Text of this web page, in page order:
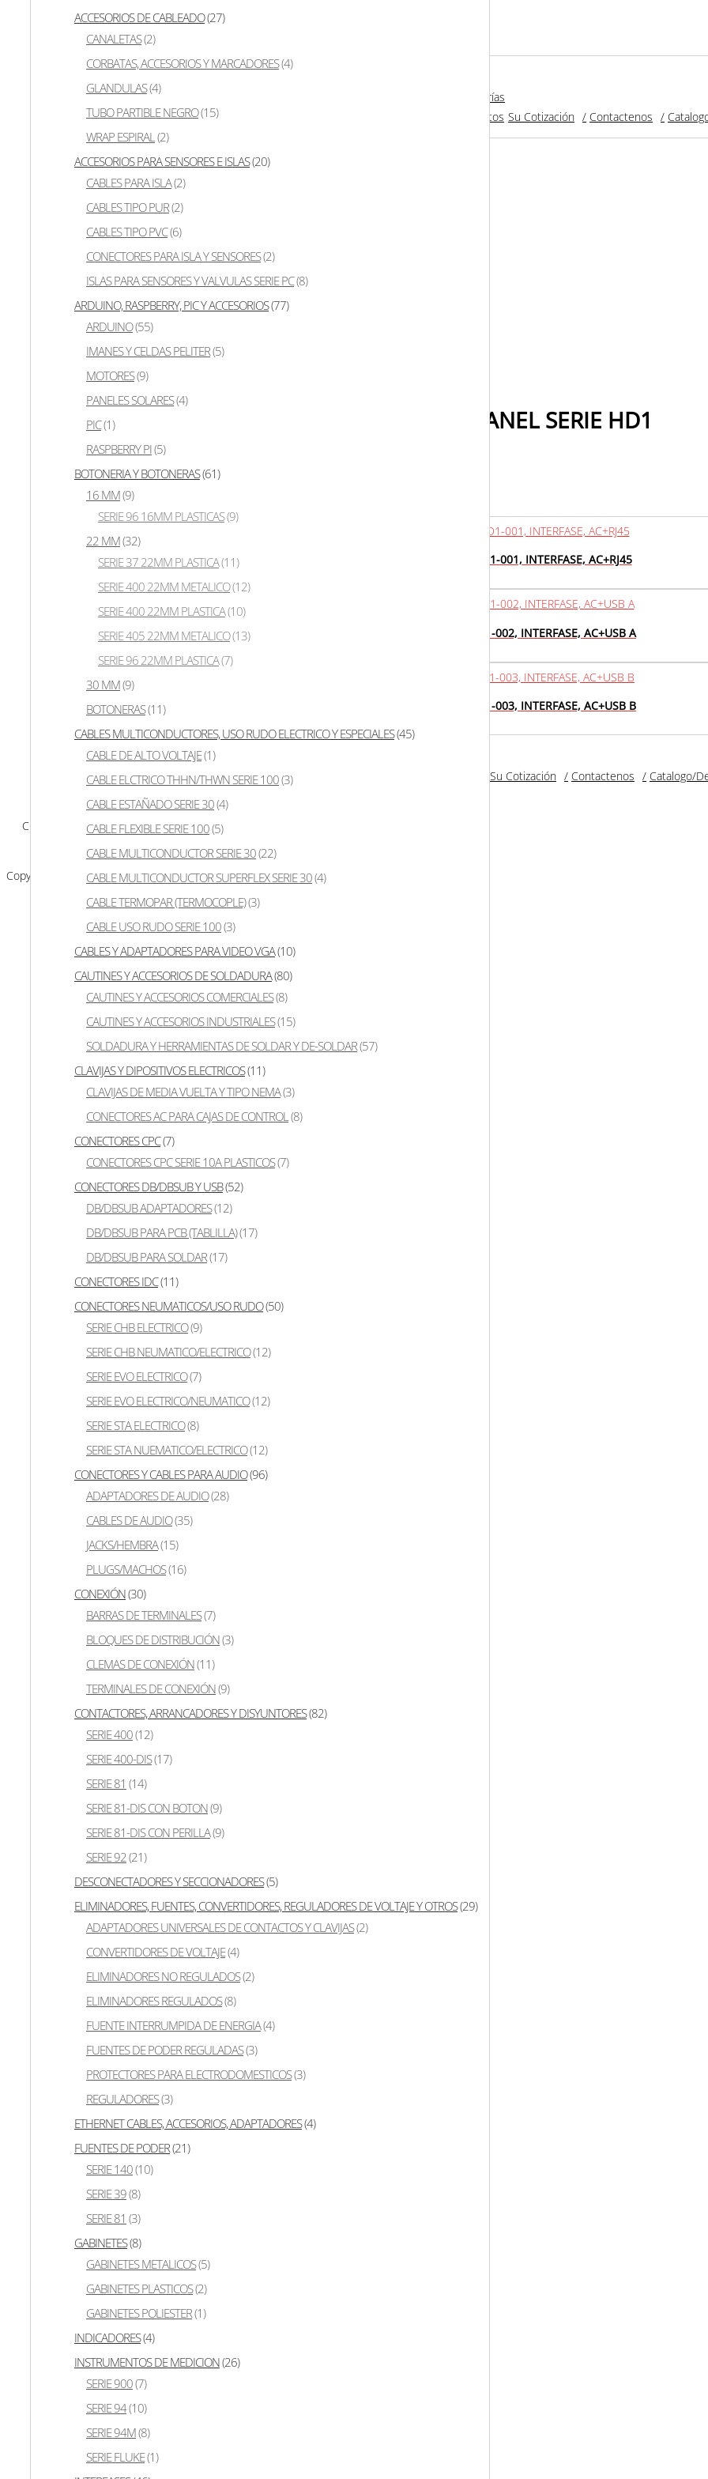
ACCESORIOS DE CABLEADO(27)
CANALETAS(2)
CORBATAS, ACCESORIOS Y MARCADORES(4)
GLANDULAS(4)
TUBO PARTIBLE NEGRO(15)
WRAP ESPIRAL(2)
ACCESORIOS PARA SENSORES E ISLAS(20)
CABLES PARA ISLA(2)
CABLES TIPO PUR(2)
CABLES TIPO PVC(6)
CONECTORES PARA ISLA Y SENSORES(2)
ISLAS PARA SENSORES Y VALVULAS SERIE PC(8)
ARDUINO, RASPBERRY, PIC Y ACCESORIOS(77)
ARDUINO(55)
IMANES Y CELDAS PELITER(5)
MOTORES(9)
PANELES SOLARES(4)
PIC(1)
RASPBERRY PI(5)
BOTONERIA Y BOTONERAS(61)
16 MM(9)
SERIE 96 16MM PLASTICAS(9)
22 MM(32)
SERIE 37 22MM PLASTICA(11)
SERIE 400 22MM METALICO(12)
SERIE 400 22MM PLASTICA(10)
SERIE 405 22MM METALICO(13)
SERIE 96 22MM PLASTICA(7)
30 MM(9)
BOTONERAS(11)
CABLES MULTICONDUCTORES, USO RUDO ELECTRICO Y ESPECIALES(45)
CABLE DE ALTO VOLTAJE(1)
CABLE ELCTRICO THHN/THWN SERIE 100(3)
CABLE ESTAÑADO SERIE 30(4)
CABLE FLEXIBLE SERIE 100(5)
CABLE MULTICONDUCTOR SERIE 30(22)
CABLE MULTICONDUCTOR SUPERFLEX SERIE 30(4)
CABLE TERMOPAR (TERMOCOPLE)(3)
CABLE USO RUDO SERIE 100(3)
CABLES Y ADAPTADORES PARA VIDEO VGA(10)
CAUTINES Y ACCESORIOS DE SOLDADURA(80)
CAUTINES Y ACCESORIOS COMERCIALES(8)
CAUTINES Y ACCESORIOS INDUSTRIALES(15)
SOLDADURA Y HERRAMIENTAS DE SOLDAR Y DE-SOLDAR(57)
CLAVIJAS Y DIPOSITIVOS ELECTRICOS(11)
CLAVIJAS DE MEDIA VUELTA Y TIPO NEMA(3)
CONECTORES AC PARA CAJAS DE CONTROL(8)
CONECTORES CPC(7)
CONECTORES CPC SERIE 10A PLASTICOS(7)
CONECTORES DB/DBSUB Y USB(52)
DB/DBSUB ADAPTADORES(12)
DB/DBSUB PARA PCB (TABLILLA)(17)
DB/DBSUB PARA SOLDAR(17)
CONECTORES IDC(11)
CONECTORES NEUMATICOS/USO RUDO(50)
SERIE CHB ELECTRICO(9)
SERIE CHB NEUMATICO/ELECTRICO(12)
SERIE EVO ELECTRICO(7)
SERIE EVO ELECTRICO/NEUMATICO(12)
SERIE STA ELECTRICO(8)
SERIE STA NUEMATICO/ELECTRICO(12)
CONECTORES Y CABLES PARA AUDIO(96)
ADAPTADORES DE AUDIO(28)
CABLES DE AUDIO(35)
JACKS/HEMBRA(15)
PLUGS/MACHOS(16)
CONEXIÓN(30)
BARRAS DE TERMINALES(7)
BLOQUES DE DISTRIBUCIÓN(3)
CLEMAS DE CONEXIÓN(11)
TERMINALES DE CONEXIÓN(9)
CONTACTORES, ARRANCADORES Y DISYUNTORES(82)
SERIE 400(12)
SERIE 400-DIS(17)
SERIE 81 (14)
SERIE 81-DIS CON BOTON(9)
SERIE 81-DIS CON PERILLA(9)
SERIE 92(21)
DESCONECTADORES Y SECCIONADORES(5)
ELIMINADORES, FUENTES, CONVERTIDORES, REGULADORES DE VOLTAJE Y OTROS(29)
ADAPTADORES UNIVERSALES DE CONTACTOS Y CLAVIJAS(2)
CONVERTIDORES DE VOLTAJE(4)
ELIMINADORES NO REGULADOS(2)
ELIMINADORES REGULADOS(8)
FUENTE INTERRUMPIDA DE ENERGIA(4)
FUENTES DE PODER REGULADAS(3)
PROTECTORES PARA ELECTRODOMESTICOS(3)
REGULADORES(3)
ETHERNET CABLES, ACCESORIOS, ADAPTADORES(4)
FUENTES DE PODER(21)
SERIE 140(10)
SERIE 39(8)
SERIE 81 (3)
GABINETES(8)
GABINETES METALICOS(5)
GABINETES PLASTICOS(2)
GABINETES POLIESTER(1)
INDICADORES(4)
INSTRUMENTOS DE MEDICION(26)
SERIE 900(7)
SERIE 94(10)
SERIE 94M(8)
SERIE FLUKE(1)
Categorías
Productos Su Cotización Contactenos
MENÚ DE NAVEGACION
Categorías
Productos
Su Cotización
Catalogo/Descargas
PRODUCTOS AÑADIDOS
0 en el presupuesto
PARA PANEL SERIE HD1
INTER-HD1-001, INTERFASE, AC+RJ45
INTER-HD1-002, INTERFASE, AC+USB A
INTER-HD1-003, INTERFASE, AC+USB B
Su Cotización Contactenos Catalogo/
COPYRIGHT © 2024 |IDESA
Copyrighted Image